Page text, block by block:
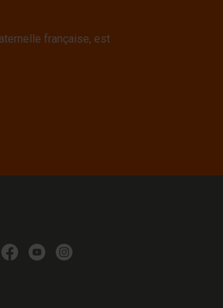
française, est